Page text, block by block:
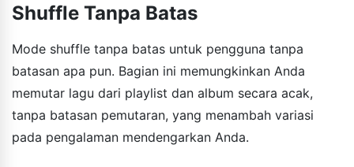
Shuffle Tanpa Batas
Mode shuffle tanpa batas untuk pengguna tanpa
batasan apa pun. Bagian ini memungkinkan Anda
memutar lagu dari playlist dan album secara acak,
tanpa batasan pemutaran, yang menambah variasi
pada pengalaman mendengarkan Anda.